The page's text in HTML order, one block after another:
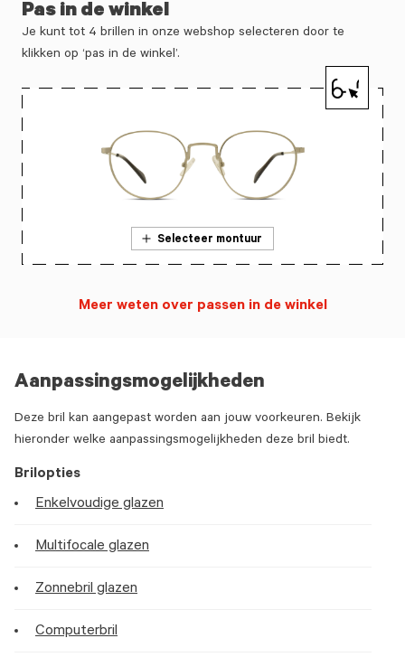
Aanpassingsmogelijkheden
Deze bril kan aangepast worden aan jouw voorkeuren. Bekijk
hieronder welke aanpassingsmogelijkheden deze bril biedt.
Brilopties
Enkelvoudige glazen
Multifocale glazen
Zonnebril glazen
Computerbril
Pas in de winkel
Je kunt tot 4 brillen in onze webshop selecteren door te
klikken op ‘pas in de winkel’.
Selecteer montuur
Meer weten over passen in de winkel